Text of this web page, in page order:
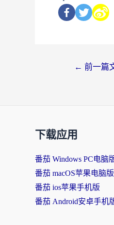
← 前一篇
下载应用
番茄 Windows PC电脑
番茄 macOS苹果电脑版
番茄 ios苹果手机版
番茄 Android安卓手机